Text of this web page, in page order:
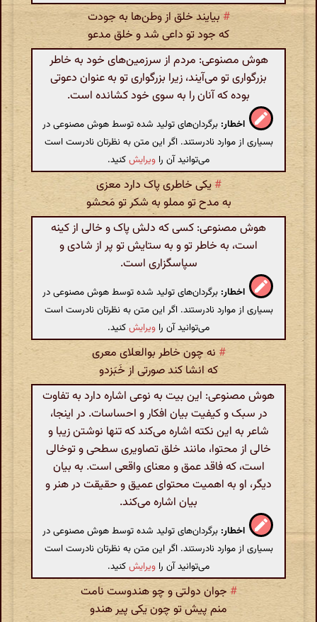
# بیایند خلق از وطن‌ها به جودت
که جود تو داعی شد و خلق مدعو
هوش مصنوعی: مردم از سرزمین‌های خود به خاطر
بزرگواری تو می‌آیند، زیرا بزرگواری تو به عنوان دعوتی
بوده که آنان را به سوی خود کشانده است.
اخطار: برگردان‌های تولید شده توسط هوش مصنوعی در
بسیاری از موارد نادرستند. اگر این متن به نظرتان نادرست است
می‌توانید آن را ویرایشکنید.
# یکی خاطری پاک دارد معزی
به مدح تو مملو به‌ شکر تو مَحشو
هوش مصنوعی: کسی که دلش پاک و خالی از کینه
است، به خاطر تو و به ستایش تو پر از شادی و
سپاسگزاری است.
اخطار: برگردان‌های تولید شده توسط هوش مصنوعی در
بسیاری از موارد نادرستند. اگر این متن به نظرتان نادرست است
می‌توانید آن را ویرایشکنید.
# نه چون خاطر بوالعلای معری
که انشا کند صورتی از خَبَزدو
هوش مصنوعی: این بیت به نوعی اشاره دارد به تفاوت
در سبک و کیفیت بیان افکار و احساسات. در اینجا،
شاعر به این نکته اشاره می‌کند که تنها نوشتن زیبا و
خالی از محتوا، مانند خلق تصاویری سطحی و توخالی
است، که فاقد عمق و معنای واقعی است. به بیان
دیگر، او به اهمیت محتوای عمیق و حقیقت در هنر و
بیان اشاره می‌کند.
اخطار: برگردان‌های تولید شده توسط هوش مصنوعی در
بسیاری از موارد نادرستند. اگر این متن به نظرتان نادرست است
می‌توانید آن را ویرایشکنید.
# جوان دولتی و چو هندوست نامت
منم پیش تو چون یکی پیر هندو